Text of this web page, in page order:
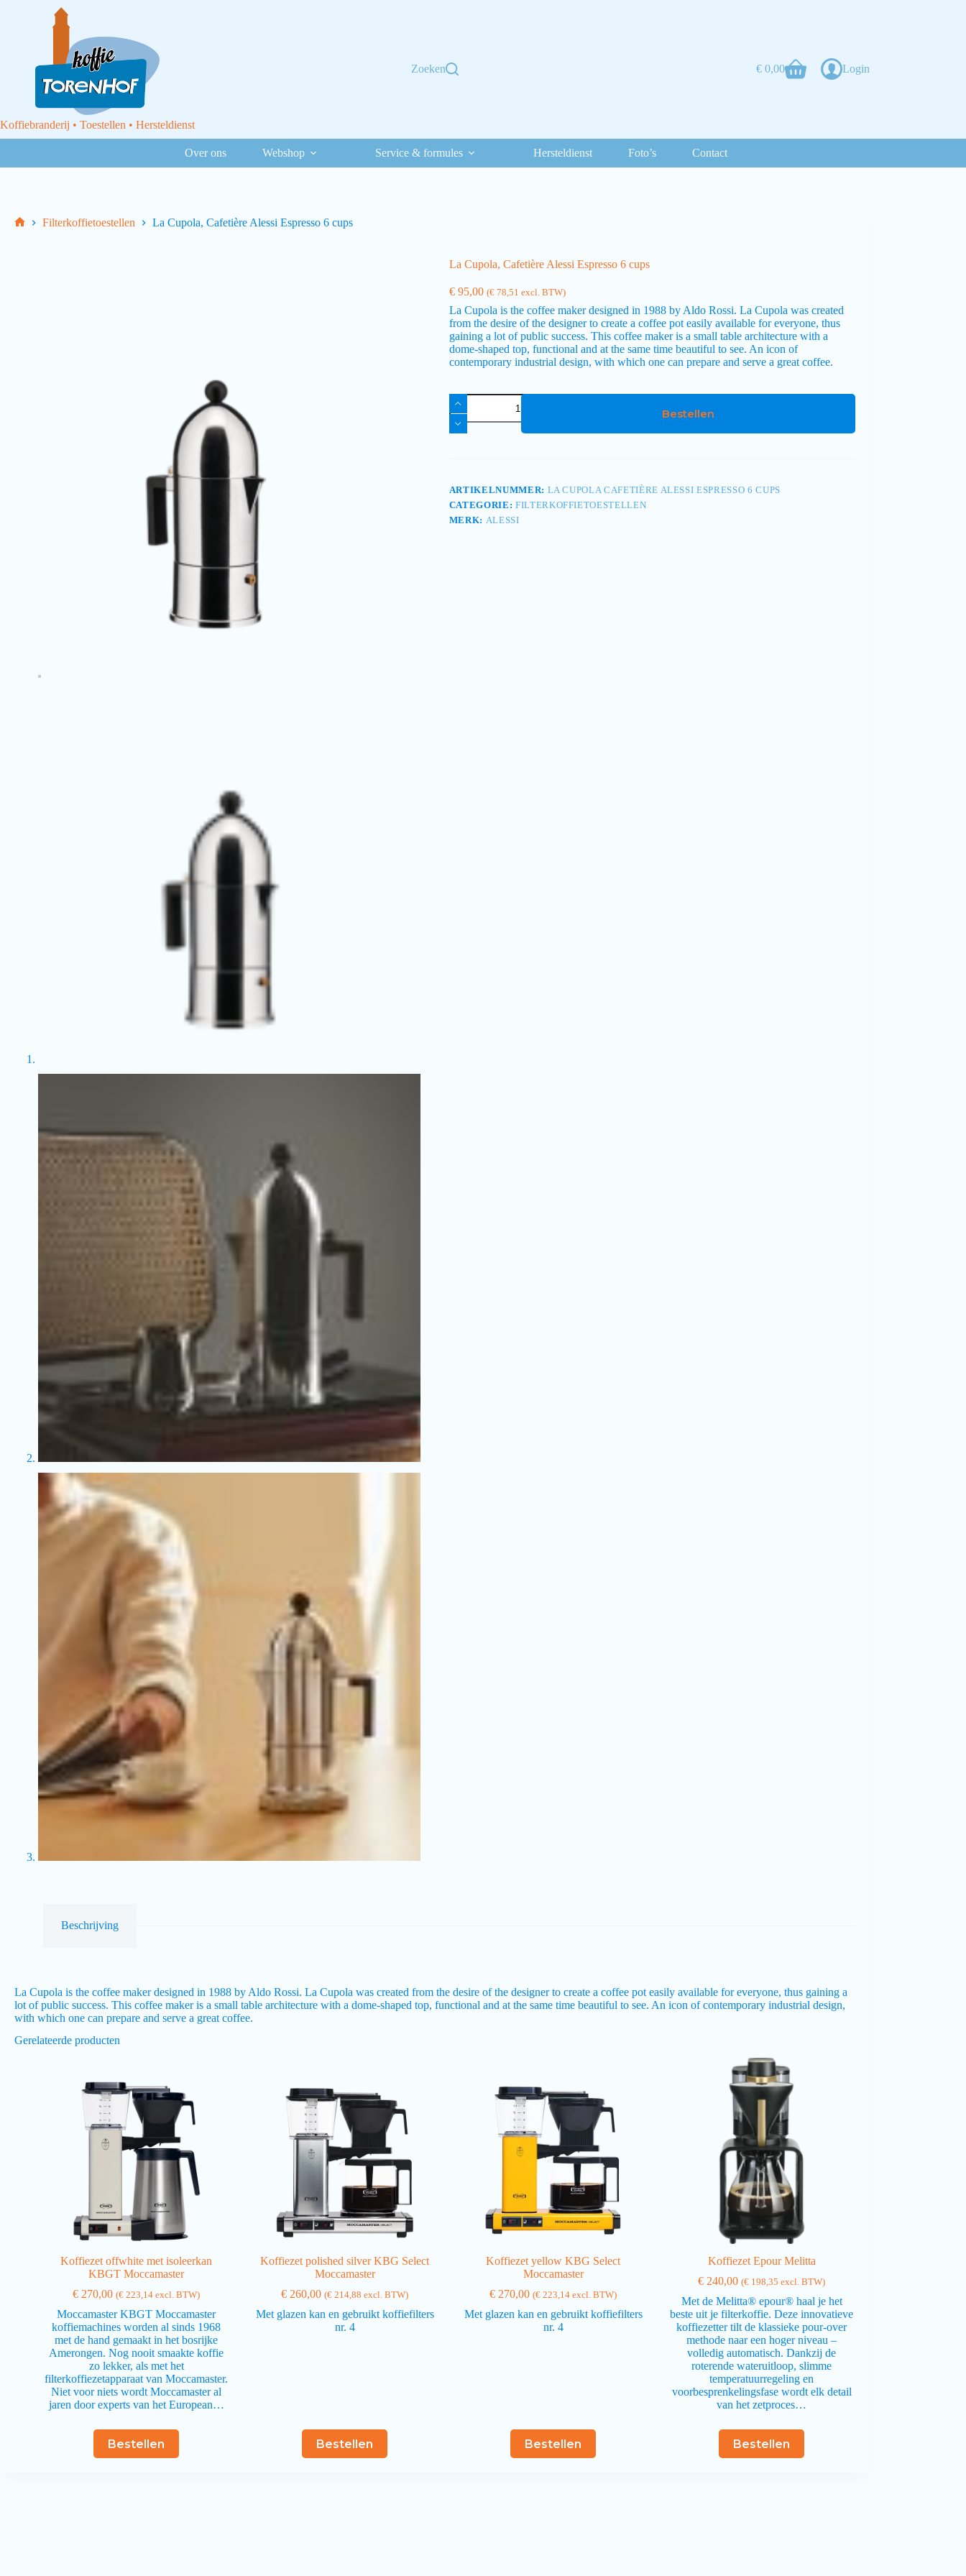
Koffiebranderij • Toestellen • Hersteldienst
Zoeken €0,00 Login
Over ons Webshop Service & formules Hersteldienst Foto’s Contact
Filterkoffietoestellen La Cupola, Cafetière Alessi Espresso 6 cups
La Cupola, Cafetière Alessi Espresso 6 cups
€95,00 (€78,51 excl. BTW)
La Cupola is the coffee maker designed in 1988 by Aldo Rossi. La Cupola was created
from the desire of the designer to create a coffee pot easily available for everyone, thus
gaining a lot of public success. This coffee maker is a small table architecture with a
dome-shaped top, functional and at the same time beautiful to see. An icon of
contemporary industrial design, with which one can prepare and serve a great coffee.
Bestellen
ARTIKELNUMMER: LA CUPOLA CAFETIÈRE ALESSI ESPRESSO 6 CUPS
CATEGORIE: FILTERKOFFIETOESTELLEN
MERK: ALESSI
Beschrijving
La Cupola is the coffee maker designed in 1988 by Aldo Rossi. La Cupola was created from the desire of the designer to create a coffee pot easily available for everyone, thus gaining a
lot of public success. This coffee maker is a small table architecture with a dome-shaped top, functional and at the same time beautiful to see. An icon of contemporary industrial design,
with which one can prepare and serve a great coffee.
Gerelateerde producten
Koffiezet offwhite met isoleerkan
KBGT Moccamaster
€ 270,00 (€ 223,14 excl. BTW)
Moccamaster KBGT Moccamaster
koffiemachines worden al sinds 1968
met de hand gemaakt in het bosrijke
Amerongen. Nog nooit smaakte koffie
zo lekker, als met het
filterkoffiezetapparaat van Moccamaster.
Niet voor niets wordt Moccamaster al
jaren door experts van het European…
Bestellen
Koffiezet polished silver KBG Select
Moccamaster
€ 260,00 (€ 214,88 excl. BTW)
Met glazen kan en gebruikt koffiefilters
nr. 4
Bestellen
Koffiezet yellow KBG Select
Moccamaster
€ 270,00 (€ 223,14 excl. BTW)
Met glazen kan en gebruikt koffiefilters
nr. 4
Bestellen
Koffiezet Epour Melitta
€ 240,00 (€ 198,35 excl. BTW)
Met de Melitta® epour® haal je het
beste uit je filterkoffie. Deze innovatieve
koffiezetter tilt de klassieke pour-over
methode naar een hoger niveau –
volledig automatisch. Dankzij de
roterende wateruitloop, slimme
temperatuurregeling en
voorbesprenkelingsfase wordt elk detail
van het zetproces…
Bestellen